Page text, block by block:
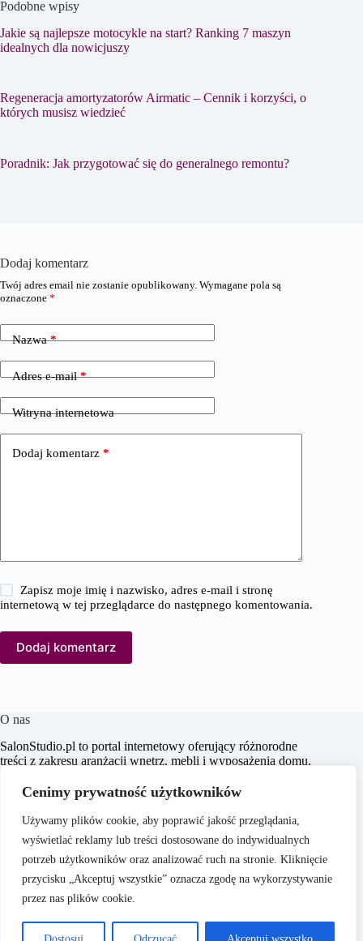
Cenimy prywatność użytkowników
Używamy plików cookie, aby poprawić jakość przeglądania,
wyświetlać reklamy lub treści dostosowane do indywidualnych
potrzeb użytkowników oraz analizować ruch na stronie. Kliknięcie
przycisku „Akceptuj wszystkie” oznacza zgodę na wykorzystywanie
przez nas plików cookie.
Podobne wpisy
Jakie są najlepsze motocykle na start? Ranking 7 maszyn
idealnych dla nowicjuszy
Regeneracja amortyzatorów Airmatic – Cennik i korzyści, o
których musisz wiedzieć
Poradnik: Jak przygotować się do generalnego remontu?
Dodaj komentarz
Twój adres email nie zostanie opublikowany. Wymagane pola są
oznaczone *
Nazwa*
Adres e-mail*
Witryna internetowa
Dodaj komentarz *
Zapisz moje imię i nazwisko, adres e-mail i stronę
internetową w tej przeglądarce do następnego komentowania.
Dodaj komentarz
O nas
SalonStudio.pl to portal internetowy oferujący różnorodne
treści z zakresu aranżacji wnętrz, mebli i wyposażenia domu,
celem jest dostarczanie aktualnych informacji, praktycznych
porad oraz inspiracji, które wspierają czytelników w
tworzeniu funkcjonalnych i estetycznych przestrzeni
życiowych.
Copyright © 2026 -
O nas
Polityka Prywatności